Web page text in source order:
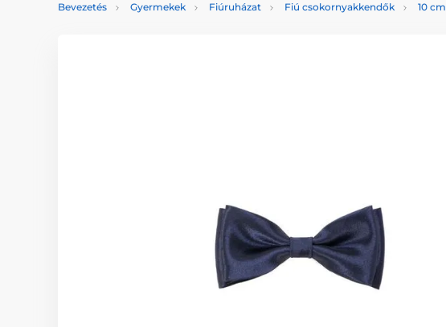
Bevezetés Gyermekek Fiúruházat Fiú csokornyakkendők 10 cm